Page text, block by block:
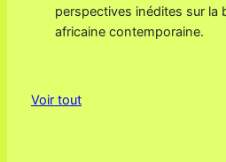
perspectives inédites sur la
africaine contemporaine.
Voir tout